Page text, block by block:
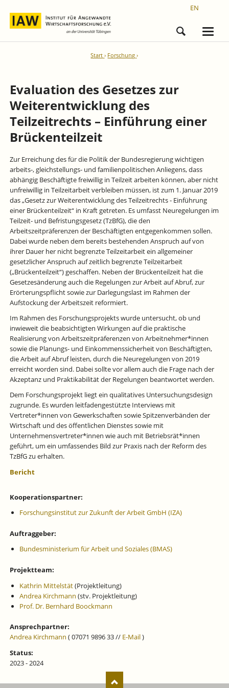
EN
Start Forschung
Evaluation des Gesetzes zur
Weiterentwicklung des
Teilzeitrechts – Einführung einer
Brückenteilzeit
Zur Erreichung des für die Politik der Bundesregierung wichtigen
arbeits-, gleichstellungs- und familienpolitischen Anliegens, dass
abhängig Beschäftigte freiwillig in Teilzeit arbeiten können, aber nicht
unfreiwillig in Teilzeitarbeit verbleiben müssen, ist zum 1. Januar 2019
das „Gesetz zur Weiterentwicklung des Teilzeitrechts - Einführung
einer Brückenteilzeit“ in Kraft getreten. Es umfasst Neuregelungen im
Teilzeit- und Befristungsgesetz (TzBfG), die den
Arbeitszeitpräferenzen der Beschäftigten entgegenkommen sollen.
Dabei wurde neben dem bereits bestehenden Anspruch auf von
ihrer Dauer her nicht begrenzte Teilzeitarbeit ein allgemeiner
gesetzlicher Anspruch auf zeitlich begrenzte Teilzeitarbeit
(„Brückenteilzeit“) geschaffen. Neben der Brückenteilzeit hat die
Gesetzesänderung auch die Regelungen zur Arbeit auf Abruf, zur
Erörterungspflicht sowie zur Darlegungslast im Rahmen der
Aufstockung der Arbeitszeit reformiert.
Im Rahmen des Forschungsprojekts wurde untersucht, ob und
inwieweit die beabsichtigten Wirkungen auf die praktische
Realisierung von Arbeitszeitpräferenzen von Arbeitnehmer*innen
sowie die Planungs- und Einkommenssicherheit von Beschäftigten,
die Arbeit auf Abruf leisten, durch die Neuregelungen von 2019
erreicht worden sind. Dabei sollte vor allem auch die Frage nach der
Akzeptanz und Praktikabilität der Regelungen beantwortet werden.
Dem Forschungsprojekt liegt ein qualitatives Untersuchungsdesign
zugrunde. Es wurden leitfadengestützte Interviews mit
Vertreter*innen von Gewerkschaften sowie Spitzenverbänden der
Wirtschaft und des öffentlichen Dienstes sowie mit
Unternehmensvertreter*innen wie auch mit Betriebsrät*innen
geführt, um ein umfassendes Bild zur Praxis nach der Reform des
TzBfG zu erhalten.
Bericht
Kooperationspartner:
Forschungsinstitut zur Zukunft der Arbeit GmbH (IZA)
Auftraggeber:
Bundesministerium für Arbeit und Soziales (BMAS)
Projektteam:
Kathrin Mittelstät(Projektleitung)
Andrea Kirchmann (stv. Projektleitung)
Prof. Dr. Bernhard Boockmann
Ansprechpartner:
Andrea Kirchmann ( 07071 9896 33 // E-Mail)
Status:
2023 - 2024